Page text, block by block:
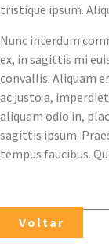
tristique ipsum.
Nunc interdum
ex, in sagittis mi
convallis. Aliquam
ac justo a,
aliquam odio in,
sagittis ipsum.
tempus faucibus.
Voltar